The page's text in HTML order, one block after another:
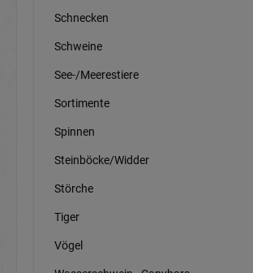
Schnecken
Schweine
See-/Meerestiere
Sortimente
Spinnen
Steinböcke/Widder
Störche
Tiger
Vögel